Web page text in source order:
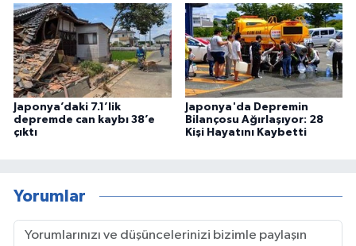
Japonya’daki 7.1’lik
depremde can kaybı 38’e
çıktı
Japonya'da Depremin
Bilançosu Ağırlaşıyor: 28
Kişi Hayatını Kaybetti
Yorumlar